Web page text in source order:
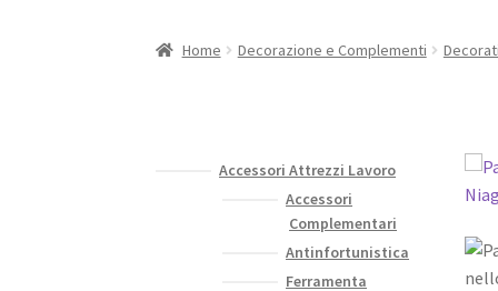
Home Decorazione e Complementi
Accessori Attrezzi Lavoro
Accessori
Complementari
Antinfortunistica
Ferramenta